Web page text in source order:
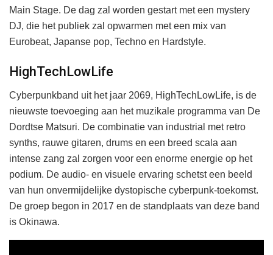
Main Stage. De dag zal worden gestart met een mystery
DJ, die het publiek zal opwarmen met een mix van
Eurobeat, Japanse pop, Techno en Hardstyle.
HighTechLowLife
Cyberpunkband uit het jaar 2069, HighTechLowLife, is de
nieuwste toevoeging aan het muzikale programma van De
Dordtse Matsuri. De combinatie van industrial met retro
synths, rauwe gitaren, drums en een breed scala aan
intense zang zal zorgen voor een enorme energie op het
podium. De audio- en visuele ervaring schetst een beeld
van hun onvermijdelijke dystopische cyberpunk-toekomst.
De groep begon in 2017 en de standplaats van deze band
is Okinawa.